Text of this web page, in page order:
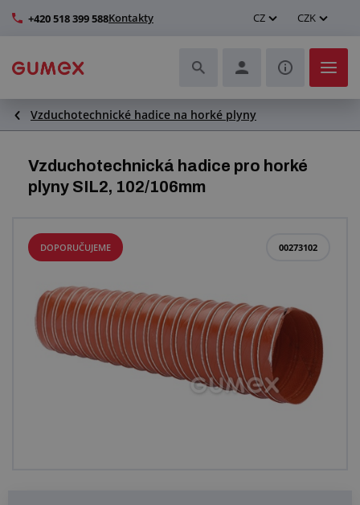
+420 518 399 588Kontakty CZ CZK
Hadice a jejich kompletace
Profily a výroba těsnění
Dopravníkové pásy a montáž
Zlepšení pracovního prostředí
Další pryžové a plastové výrobky
Centrum poptávek
Vzduchotechnické hadice na horké plyny
Vzduchotechnická hadice pro horké
plyny SIL2, 102/106mm
00273102
DOPORUČUJEME